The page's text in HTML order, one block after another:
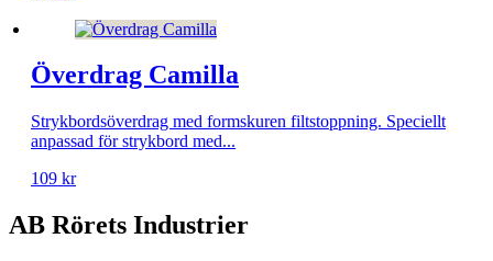
Överdrag Camilla
Strykbordsöverdrag med formskuren filtstoppning. Speciellt
anpassad för strykbord med...
109 kr
AB Rörets Industrier